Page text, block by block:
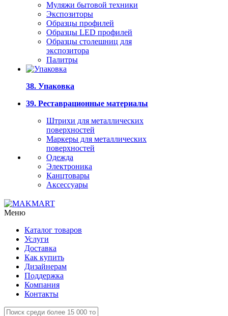
Муляжи бытовой техники
Экспозиторы
Образцы профилей
Образцы LED профилей
Образцы столешниц для
экспозитора
Палитры
38. Упаковка
39. Реставрационные материалы
Штрихи для металлических
поверхностей
Маркеры для металлических
поверхностей
Одежда
Электроника
Канцтовары
Аксессуары
Меню
Каталог товаров
Услуги
Доставка
Как купить
Дизайнерам
Поддержка
Компания
Контакты